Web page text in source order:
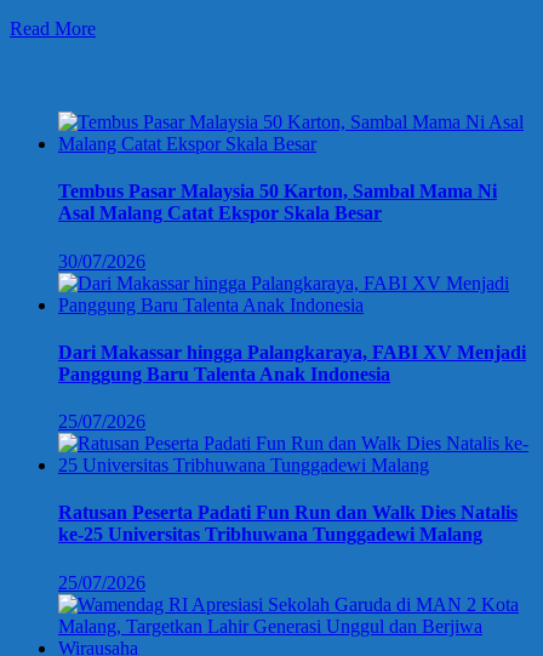
Read More
Tembus Pasar Malaysia 50 Karton, Sambal Mama Ni
Asal Malang Catat Ekspor Skala Besar
30/07/2026
Dari Makassar hingga Palangkaraya, FABI XV Menjadi
Panggung Baru Talenta Anak Indonesia
25/07/2026
Ratusan Peserta Padati Fun Run dan Walk Dies Natalis
ke-25 Universitas Tribhuwana Tunggadewi Malang
25/07/2026